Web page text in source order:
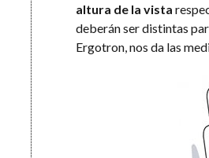
altura de la vista
deberán ser distintas
Ergotron, nos da las